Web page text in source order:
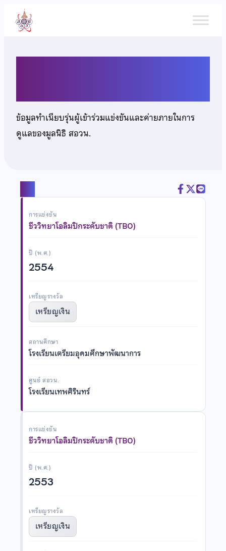
เนื้อหา
ข้อมูลทำเนียบรุ่นผู้เข้าร่วมแข่งขันและค่ายภายในการ
ดูแลของมูลนิธิ สอวน.
การแข่งขัน
ชีววิทยาโอลิมปิกระดับชาติ (TBO)
ปี (พ.ศ.)
2554
เหรียญรางวัล
เหรียญเงิน
สถานศึกษา
โรงเรียนเตรียมอุดมศึกษาพัฒนาการ
ศูนย์ สอวน.
โรงเรียนเทพศิรินทร์
การแข่งขัน
ชีววิทยาโอลิมปิกระดับชาติ (TBO)
ปี (พ.ศ.)
2553
เหรียญรางวัล
เหรียญเงิน